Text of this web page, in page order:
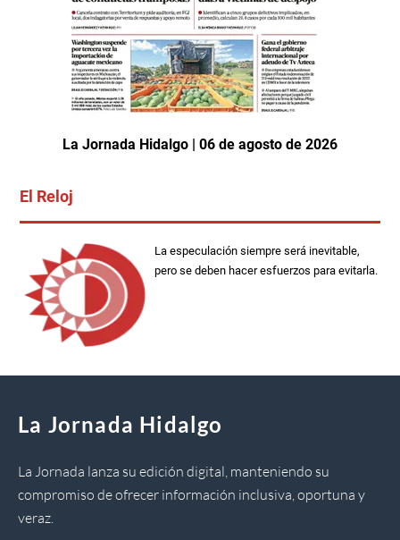
La Jornada Hidalgo | 06 de agosto de 2026
El Reloj
La especulación siempre será inevitable,
pero se deben hacer esfuerzos para evitarla.
La Jornada Hidalgo
La Jornada lanza su edición digital, manteniendo su
compromiso de ofrecer información inclusiva, oportuna y
veraz.